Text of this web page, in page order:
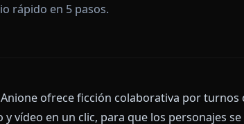
LLM, personas, memoria y